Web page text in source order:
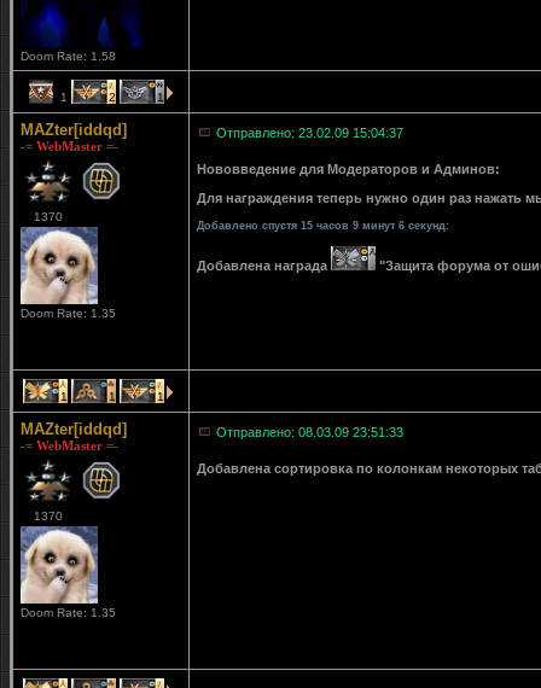
Doom Rate: 1.58
1 2 1
MAZter[iddqd]
-= WebMaster =-
1370
Doom Rate: 1.35
Отправлено: 23.02.09 15:04:37
Нововведение для Модераторов и Админов:
Для награждения теперь нужно один раз нажать
Добавлено спустя 15 часов 9 минут 6 секунд:
Добавлена награда "Защита форума от
1 1 1
MAZter[iddqd]
-= WebMaster =-
1370
Doom Rate: 1.35
Отправлено: 08.03.09 23:51:33
Добавлена сортировка по колонкам некоторых